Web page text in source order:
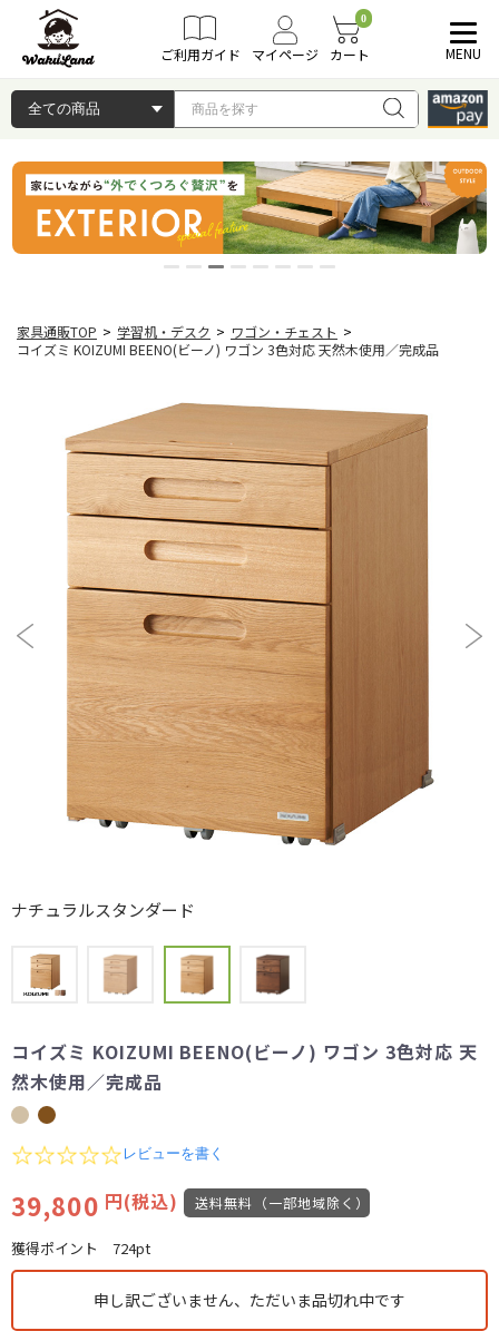
ご利用ガイド マイページ
0
カート MENU
家具通販TOP > 学習机・デスク > ワゴン・チェスト >
コイズミ KOIZUMI BEENO(ビーノ) ワゴン 3色対応 天然木使用／完成品
ナチュラルスタンダード
コイズミ KOIZUMI BEENO(ビーノ) ワゴン 3色対応 天
然木使用／完成品
0.0
rating
レビューを書く
39,800 円(税込) 送料無料（一部地域除く）
獲得ポイント 724pt
申し訳ございません、ただいま品切れ中です